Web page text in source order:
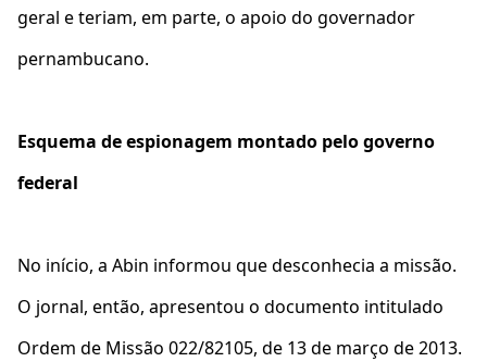
geral e teriam, em parte, o apoio do governador
pernambucano.
Esquema de espionagem montado pelo governo
federal
No início, a Abin informou que desconhecia a missão.
O jornal, então, apresentou o documento intitulado
Ordem de Missão 022/82105, de 13 de março de 2013.